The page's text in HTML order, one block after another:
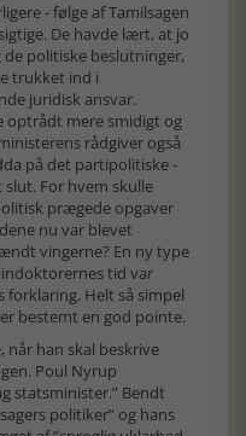
- følge af Tamilsagen
De havde lært, at jo
politiske beslutninger,
trukket ind i
juridisk ansvar.
optrådt mere smidigt og
rådgiver også
på det partipolitiske -
slut. For hvem skulle
prægede opgaver
nu var blevet
vingerne? En ny type
tid var
forklaring. Helt så simpel
bestemt en god pointe.
når han skal beskrive
Poul Nyrup
statsminister.” Bendt
politiker” og hans